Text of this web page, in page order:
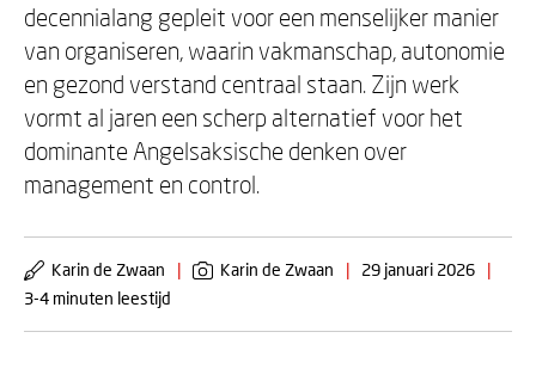
decennialang gepleit voor een menselijker manier
van organiseren, waarin vakmanschap, autonomie
en gezond verstand centraal staan. Zijn werk
vormt al jaren een scherp alternatief voor het
dominante Angelsaksische denken over
management en control.
Karin de Zwaan | Karin de Zwaan | 29 januari 2026
|
3-4 minuten leestijd